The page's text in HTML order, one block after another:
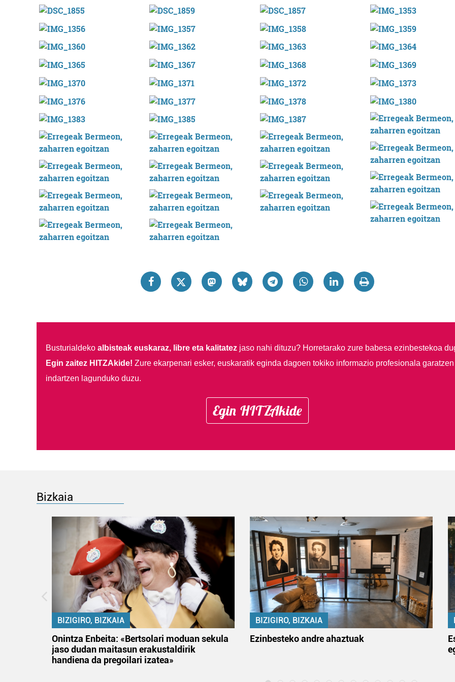
Busturialdeko albisteak euskaraz, libre eta kalitatezjaso nahi dituzu? Horretarako zure babesa ezinbestekoa
Egin zaitez HITZAkide! Zure ekarpenari esker, euskaratik eginda dagoen tokiko informazio profesionala
indartzen lagunduko duzu.
Egin HITZAkide
Bizkaia
BIZIGIRO, BIZKAIA
Onintza Enbeita: «Bertsolari moduan sekula
jaso dudan maitasun erakustaldirik
handiena da pregoilari izatea»
BIZIGIRO, BIZKAIA
Ezinbesteko andre ahaztuak